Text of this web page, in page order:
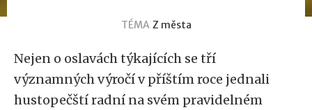
TÉMA Z města
Nejen o oslavách týkajících se tří
významných výročí v příštím roce jednali
hustopečští radní na svém pravidelném